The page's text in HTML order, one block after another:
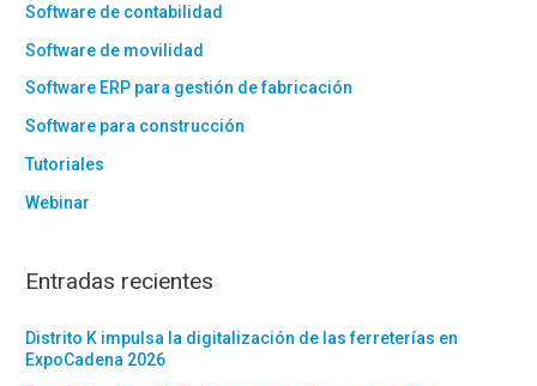
Software de contabilidad
Software de movilidad
Software ERP para gestión de fabricación
Software para construcción
Tutoriales
Webinar
Entradas recientes
Distrito K impulsa la digitalización de las ferreterías en
ExpoCadena 2026